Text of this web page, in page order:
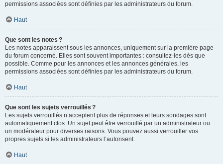
permissions associées sont définies par les administrateurs du forum.
Haut
Que sont les notes ?
Les notes apparaissent sous les annonces, uniquement sur la première page
du forum concerné. Elles sont souvent importantes : consultez-les dès que
possible. Comme pour les annonces et les annonces générales, les
permissions associées sont définies par les administrateurs du forum.
Haut
Que sont les sujets verrouillés ?
Les sujets verrouillés n’acceptent plus de réponses et leurs sondages sont
automatiquement clos. Un sujet peut être verrouillé par un administrateur ou
un modérateur pour diverses raisons. Vous pouvez aussi verrouiller vos
propres sujets si les administrateurs l’autorisent.
Haut